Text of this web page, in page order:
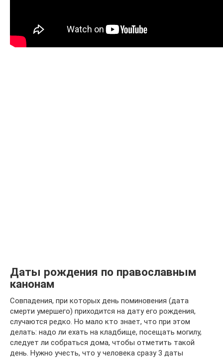
Даты рождения по православным
канонам
Совпадения, при которых день поминовения (дата
смерти умершего) приходится на дату его рождения,
случаются редко. Но мало кто знает, что при этом
делать: надо ли ехать на кладбище, посещать могилу,
следует ли собраться дома, чтобы отметить такой
день. Нужно учесть, что у человека сразу 3 даты